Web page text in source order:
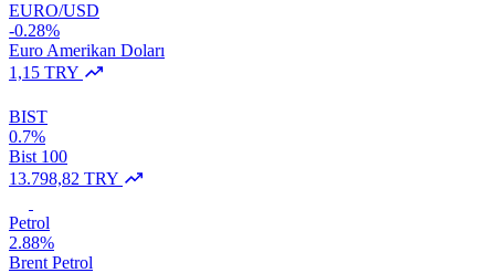
EURO/USD
-0.28%
Euro Amerikan Doları
1,15 TRY
BIST
0.7%
Bist 100
13.798,82 TRY
Petrol
2.88%
Brent Petrol